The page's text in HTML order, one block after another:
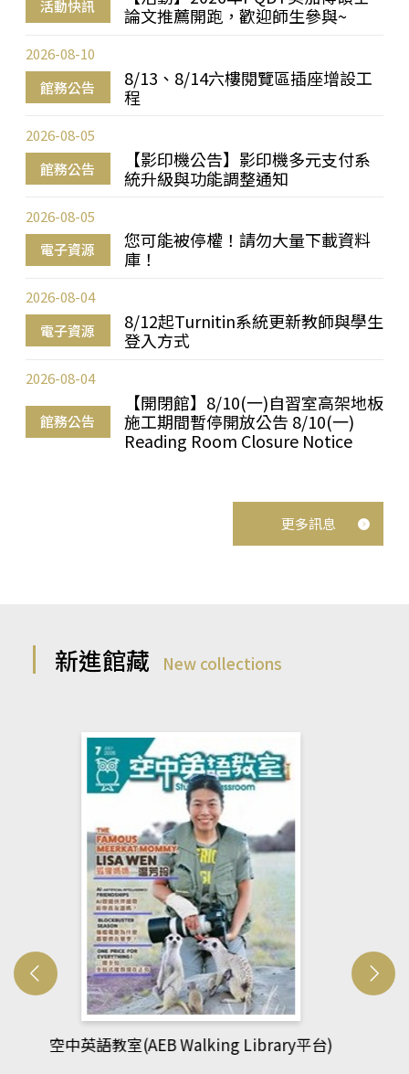
活動快訊
論文推薦開跑，歡迎師生參與~
館務公告
8/13、8/14六樓閱覽區插座增設工
程
2026-08-10
館務公告
【影印機公告】影印機多元支付系
統升級與功能調整通知
2026-08-05
電子資源
您可能被停權！請勿大量下載資料
庫！
2026-08-05
電子資源
8/12起Turnitin系統更新教師與學生
登入方式
2026-08-04
館務公告
【開閉館】8/10(一)自習室高架地板
施工期間暫停開放公告 8/10(一)
Reading Room Closure Notice
2026-08-04
更多訊息
新進館藏 New collections
網管人(kono平台)